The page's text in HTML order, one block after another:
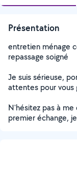
Présentation
entretien ménage
repassage soigné
Je suis sérieuse,
attentes pour vous
N'hésitez pas à
premier échange,